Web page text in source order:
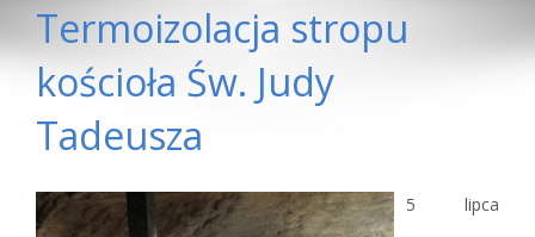
Termoizolacja stropu
kościoła Św. Judy
Tadeusza
View
Larger
5 lipca